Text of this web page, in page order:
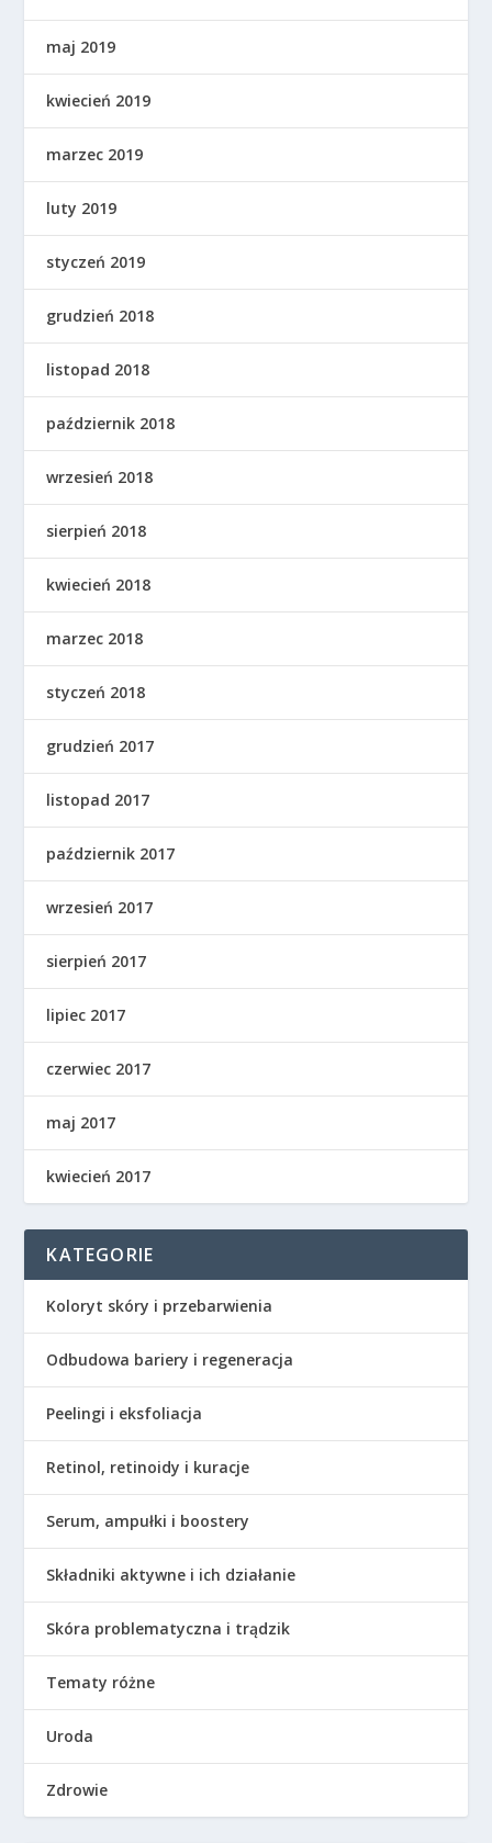
maj 2019
kwiecień 2019
marzec 2019
luty 2019
styczeń 2019
grudzień 2018
listopad 2018
październik 2018
wrzesień 2018
sierpień 2018
kwiecień 2018
marzec 2018
styczeń 2018
grudzień 2017
listopad 2017
październik 2017
wrzesień 2017
sierpień 2017
lipiec 2017
czerwiec 2017
maj 2017
kwiecień 2017
KATEGORIE
Koloryt skóry i przebarwienia
Odbudowa bariery i regeneracja
Peelingi i eksfoliacja
Retinol, retinoidy i kuracje
Serum, ampułki i boostery
Składniki aktywne i ich działanie
Skóra problematyczna i trądzik
Tematy różne
Uroda
Zdrowie